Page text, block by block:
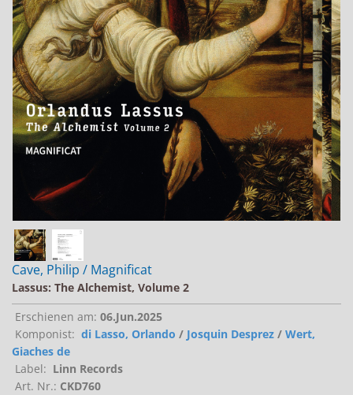
Jobs bei Naxos
Naxos Deutschland Blog
Naxos weltweit
Cave, Philip / Magnificat
Lassus: The Alchemist, Volume 2
Erschienen am: 06.Jun.2025
Komponist: di Lasso, Orlando / Josquin Desprez / Wert,
Giaches de
Label: Linn Records
Art. Nr.: CKD760